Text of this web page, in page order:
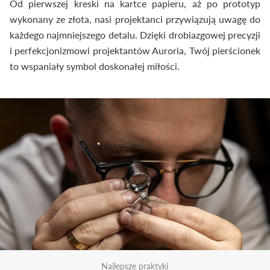
Od pierwszej kreski na kartce papieru, aż po prototyp
wykonany ze złota, nasi projektanci przywiązują uwagę do
każdego najmniejszego detalu. Dzięki drobiazgowej precyzji
i perfekcjonizmowi projektantów Auroria, Twój pierścionek
to wspaniały symbol doskonałej miłości.
Najlepsze praktyki